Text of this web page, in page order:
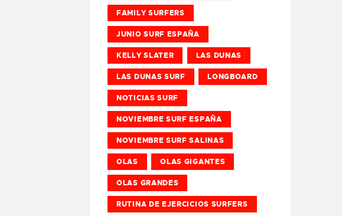
FAMILY SURFERS
JUNIO SURF ESPAÑA
KELLY SLATER LAS DUNAS
LAS DUNAS SURF LONGBOARD
NOTICIAS SURF
NOVIEMBRE SURF ESPAÑA
NOVIEMBRE SURF SALINAS
OLAS OLAS GIGANTES
OLAS GRANDES
RUTINA DE EJERCICIOS SURFERS